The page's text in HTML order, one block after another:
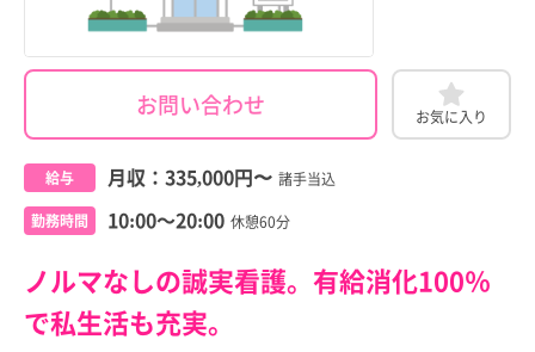
お問い合わせ お気に入り
給与 月収： 335,000円〜 諸手当込
勤務時間 10:00～20:00 休憩60分
ノルマなしの誠実看護。有給消化100％
で私生活も充実。